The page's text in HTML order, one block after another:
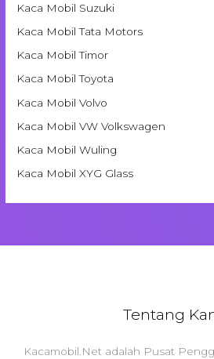
Kaca Mobil Suzuki
Kaca Mobil Tata Motors
Kaca Mobil Timor
Kaca Mobil Toyota
Kaca Mobil Volvo
Kaca Mobil VW Volkswagen
Kaca Mobil Wuling
Kaca Mobil XYG Glass
Tentang
Kacamobil.Net adalah Pusat